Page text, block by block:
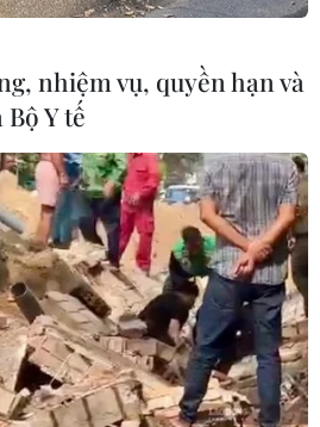
ứng phó khẩn
4 người tại Mũi
nhiệm vụ, quyền hạn và
Y tế